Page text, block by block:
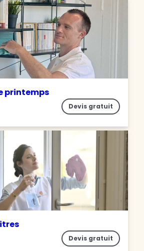
printemps
Devis gratuit
Devis gratuit